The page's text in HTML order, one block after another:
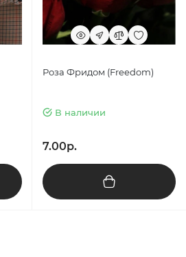
Роза Фридом (Freedom)
В наличии
7.00р.